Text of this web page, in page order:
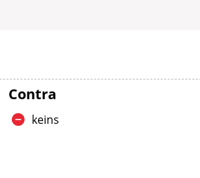
Contra
keins